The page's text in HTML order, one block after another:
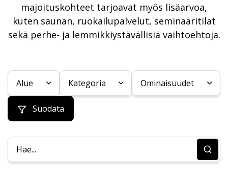
majoituskohteet tarjoavat myös lisäarvoa,
kuten saunan, ruokailupalvelut, seminaaritilat
sekä perhe- ja lemmikkiystävällisiä vaihtoehtoja.
Alue Kategoria Ominaisuudet
Suodata